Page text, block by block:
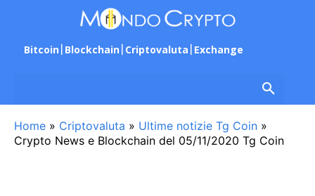
Bitcoin Blockchain Criptovaluta Exchange
Home » Criptovaluta » Ultime notizie Tg Coin »
Crypto News e Blockchain del 05/11/2020 Tg Coin